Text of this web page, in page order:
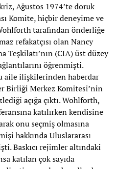
Ağustos 1974’te doruk
Komite, hiçbir deneyime ve
tarafından önderliğe
refakatçısı olan Nancy
Teşkilatı’nın (CIA) üst düzey
öğrenmişti.
aile ilişkilerinden haberdar
Birliği Merkez Komitesi’nin
açığa çıktı. Wohlforth,
katılırken kendisine
onu seçmiş olmasına
hakkında Uluslararası
Baskıcı rejimler altındaki
katılan çok sayıda